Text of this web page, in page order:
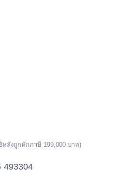
หลังถูกหักภาษี 199,000 บาท)
493304